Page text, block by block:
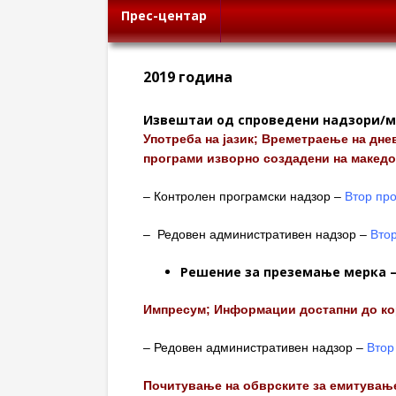
Прес-центар
2019 година
Извештаи од спроведени надзори/
Употреба на јазик; Времетраење на
програми изворно создадени на
– Контролен програмски надзор – Втор
– Редовен административен надзор –
Решение за преземање мерка
Импресум; Информации достапни до
– Редовен административен надзор –
Почитување на обврските за